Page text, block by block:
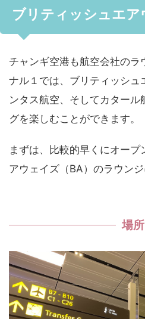
ブリティッシュエア
チャンギ空港も航空会社のラ
ナル１では、ブリティッシュ
ンタス航空、そしてカター
グを楽しむことができます。
まずは、比較的早くにオー
アウェイズ（BA）のラウンジ
場所